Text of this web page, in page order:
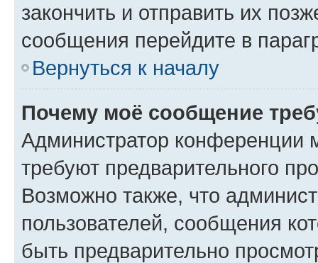
закончить и отправить их
сообщения перейдите в
Вернуться к началу
Почему моё сообщение
Администратор конференции
требуют предварительного
Возможно также, что
пользователей, сообщения
быть предварительно